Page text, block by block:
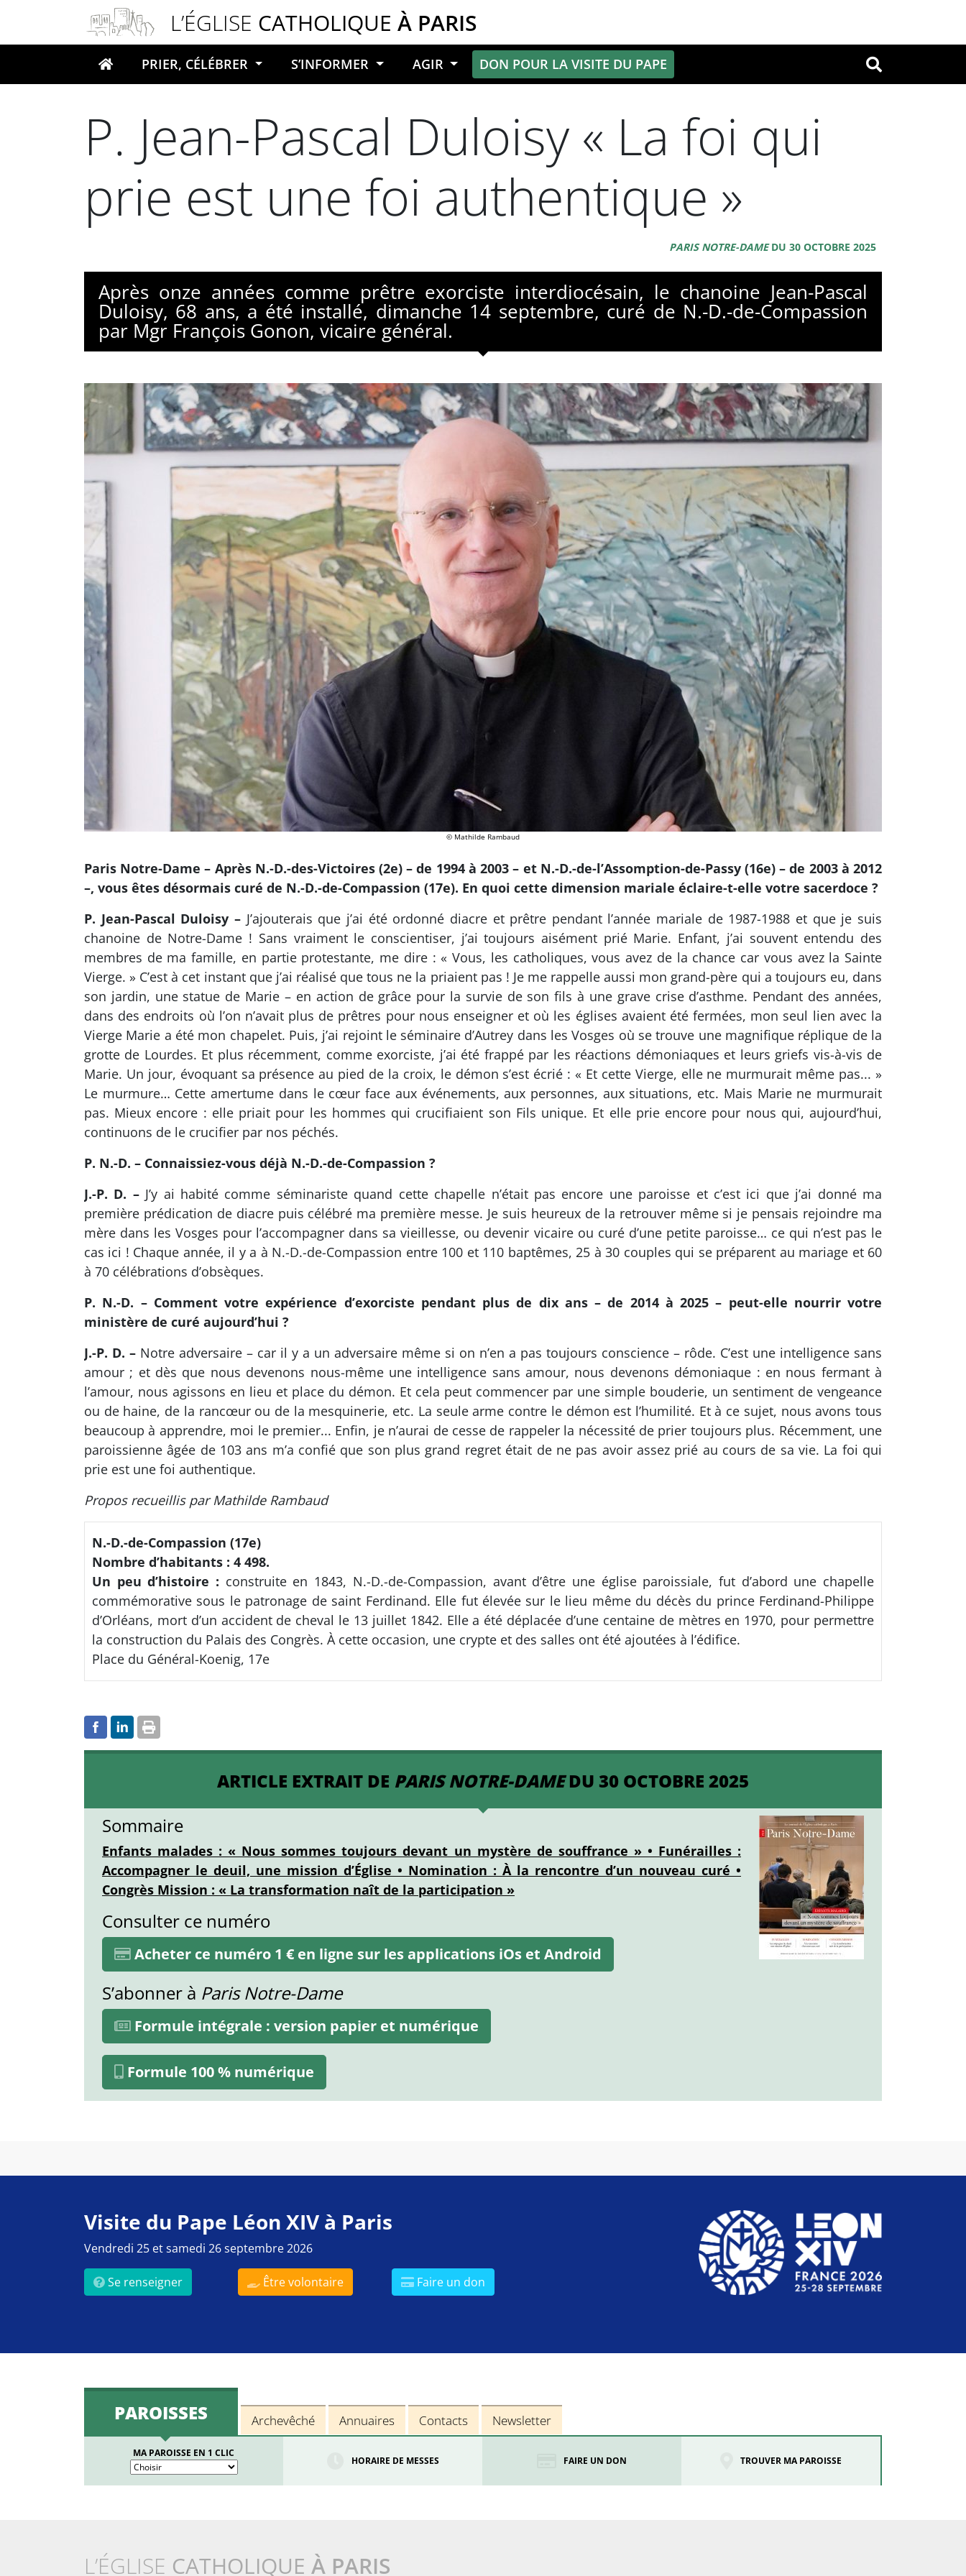
L’ÉGLISE CATHOLIQUE À PARIS
Votre recherche OK
PRIER, CÉLÉBRER S’INFORMER AGIR DON POUR LA VISITE DU PAPE
P. Jean-Pascal Duloisy « La foi qui
prie est une foi authentique »
PARIS NOTRE-DAMEDU 30 OCTOBRE 2025
Après onze années comme prêtre exorciste interdiocésain, le chanoine Jean-Pascal
Duloisy, 68 ans, a été installé, dimanche 14 septembre, curé de N.-D.-de-Compassion
par Mgr François Gonon, vicaire général.
© Mathilde Rambaud
Paris Notre-Dame – Après N.-D.-des-Victoires (2e) – de 1994 à 2003 – et N.-D.-de-l’Assomption-de-Passy (16e) – de 2003 à 2012
–, vous êtes désormais curé de N.-D.-de-Compassion (17e). En quoi cette dimension mariale éclaire-t-elle votre sacerdoce ?
P. Jean-Pascal Duloisy –J’ajouterais que j’ai été ordonné diacre et prêtre pendant l’année mariale de 1987-1988 et que je suis
chanoine de Notre-Dame ! Sans vraiment le conscientiser, j’ai toujours aisément prié Marie. Enfant, j’ai souvent entendu des
membres de ma famille, en partie protestante, me dire : « Vous, les catholiques, vous avez de la chance car vous avez la Sainte
Vierge. » C’est à cet instant que j’ai réalisé que tous ne la priaient pas ! Je me rappelle aussi mon grand-père qui a toujours eu, dans
son jardin, une statue de Marie – en action de grâce pour la survie de son fils à une grave crise d’asthme. Pendant des années,
dans des endroits où l’on n’avait plus de prêtres pour nous enseigner et où les églises avaient été fermées, mon seul lien avec la
Vierge Marie a été mon chapelet. Puis, j’ai rejoint le séminaire d’Autrey dans les Vosges où se trouve une magnifique réplique de la
grotte de Lourdes. Et plus récemment, comme exorciste, j’ai été frappé par les réactions démoniaques et leurs griefs vis-à-vis de
Marie. Un jour, évoquant sa présence au pied de la croix, le démon s’est écrié : « Et cette Vierge, elle ne murmurait même pas... »
Le murmure… Cette amertume dans le cœur face aux événements, aux personnes, aux situations, etc. Mais Marie ne murmurait
pas. Mieux encore : elle priait pour les hommes qui crucifiaient son Fils unique. Et elle prie encore pour nous qui, aujourd’hui,
continuons de le crucifier par nos péchés.
P. N.-D. – Connaissiez-vous déjà N.-D.-de-Compassion ?
J.-P. D. –J’y ai habité comme séminariste quand cette chapelle n’était pas encore une paroisse et c’est ici que j’ai donné ma
première prédication de diacre puis célébré ma première messe. Je suis heureux de la retrouver même si je pensais rejoindre ma
mère dans les Vosges pour l’accompagner dans sa vieillesse, ou devenir vicaire ou curé d’une petite paroisse… ce qui n’est pas le
cas ici ! Chaque année, il y a à N.-D.-de-Compassion entre 100 et 110 baptêmes, 25 à 30 couples qui se préparent au mariage et 60
à 70 célébrations d’obsèques.
P. N.-D. – Comment votre expérience d’exorciste pendant plus de dix ans – de 2014 à 2025 – peut-elle nourrir votre
ministère de curé aujourd’hui ?
J.-P. D. – Notre adversaire – car il y a un adversaire même si on n’en a pas toujours conscience – rôde. C’est une intelligence sans
amour ; et dès que nous devenons nous-même une intelligence sans amour, nous devenons démoniaque : en nous fermant à
l’amour, nous agissons en lieu et place du démon. Et cela peut commencer par une simple bouderie, un sentiment de vengeance
ou de haine, de la rancœur ou de la mesquinerie, etc. La seule arme contre le démon est l’humilité. Et à ce sujet, nous avons tous
beaucoup à apprendre, moi le premier... Enfin, je n’aurai de cesse de rappeler la nécessité de prier toujours plus. Récemment, une
paroissienne âgée de 103 ans m’a confié que son plus grand regret était de ne pas avoir assez prié au cours de sa vie. La foi qui
prie est une foi authentique.
Propos recueillis par Mathilde Rambaud
N.-D.-de-Compassion (17e)
Nombre d’habitants : 4 498.
Un peu d’histoire : construite en 1843, N.-D.-de-Compassion, avant d’être une église paroissiale, fut d’abord une chapelle
commémorative sous le patronage de saint Ferdinand. Elle fut élevée sur le lieu même du décès du prince Ferdinand-Philippe
d’Orléans, mort d’un accident de cheval le 13 juillet 1842. Elle a été déplacée d’une centaine de mètres en 1970, pour permettre
la construction du Palais des Congrès. À cette occasion, une crypte et des salles ont été ajoutées à l’édifice.
Place du Général-Koenig, 17e
ARTICLE EXTRAIT DE PARIS NOTRE-DAMEDU 30 OCTOBRE 2025
Sommaire
Enfants malades : « Nous sommes toujours devant un mystère de souffrance » • Funérailles :
Accompagner le deuil, une mission d’Église • Nomination : À la rencontre d’un nouveau curé •
Congrès Mission : « La transformation naît de la participation »
Consulter ce numéro
Acheter ce numéro 1 € en ligne sur les applications iOs et Android
S’abonner à Paris Notre-Dame
Formule intégrale : version papier et numérique
Formule 100 % numérique
Visite du Pape Léon XIV à Paris
Vendredi 25 et samedi 26 septembre 2026
Se renseigner Être volontaire Faire un don
PAROISSES Archevêché Annuaires Contacts Newsletter
MA PAROISSE EN 1 CLIC
HORAIRE DE MESSES FAIRE UN DON TROUVER MA PAROISSE
L’ÉGLISE CATHOLIQUE À PARIS
Panneau de gestion des cookies